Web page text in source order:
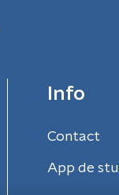
Info
Contact
App de